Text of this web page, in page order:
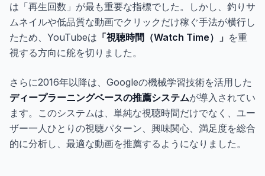
は「再生回数」が最も重要な指標でした。しかし、釣りサ
ムネイルや低品質な動画でクリックだけ稼ぐ手法が横行し
たため、YouTubeは 「視聴時間（Watch Time）」 を重
視する方向に舵を切りました。
さらに2016年以降は、Googleの機械学習技術を活用した
ディープラーニングベースの推薦システムが導入されてい
ます。このシステムは、単純な視聴時間だけでなく、ユー
ザー一人ひとりの視聴パターン、興味関心、満足度を総合
的に分析し、最適な動画を推薦するようになりました。